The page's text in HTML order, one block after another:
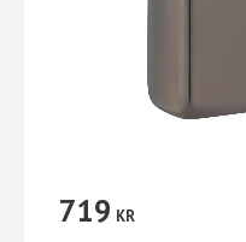
719 KR